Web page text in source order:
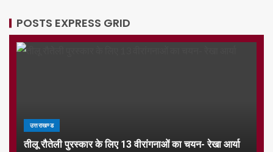
POSTS EXPRESS GRID
उत्तराखण्ड
तीलू रौतेली पुरस्कार के लिए 13 वीरांगनाओं का चयन- रेखा आर्या